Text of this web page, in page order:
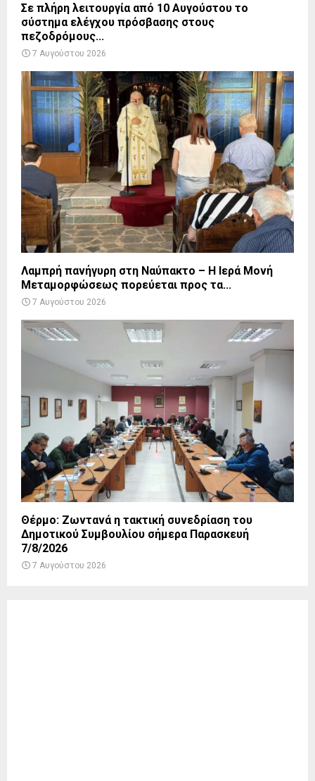
Σε πλήρη λειτουργία από 10 Αυγούστου το
σύστημα ελέγχου πρόσβασης στους
πεζοδρόμους...
7 Αυγούστου 2026
Λαμπρή πανήγυρη στη Ναύπακτο – Η Ιερά Μονή
Μεταμορφώσεως πορεύεται προς τα...
7 Αυγούστου 2026
Θέρμο: Ζωντανά η τακτική συνεδρίαση του
Δημοτικού Συμβουλίου σήμερα Παρασκευή
7/8/2026
7 Αυγούστου 2026